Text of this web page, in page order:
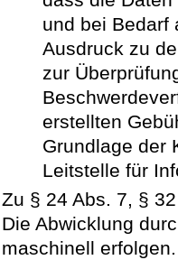
und bei Bedarf
Ausdruck zu
zur
erstellten
Grundlage der
Leitstelle für
Zu § 24 Abs. 7, §
Die Abwicklung
maschinell